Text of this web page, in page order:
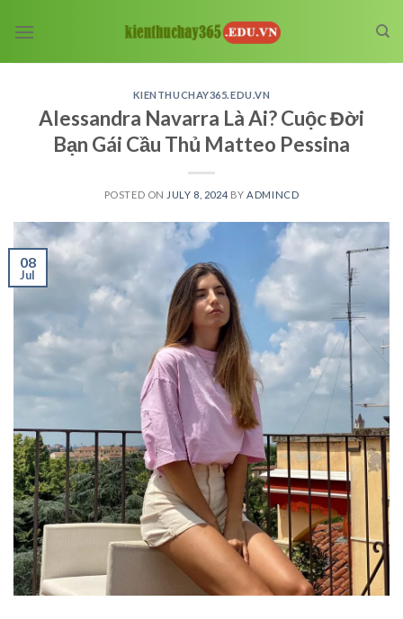
KIENTHUCHAY365.EDU.VN
Alessandra Navarra Là Ai? Cuộc Đời
Bạn Gái Cầu Thủ Matteo Pessina
POSTED ON JULY 8, 2024 BY ADMINCD
08
Jul